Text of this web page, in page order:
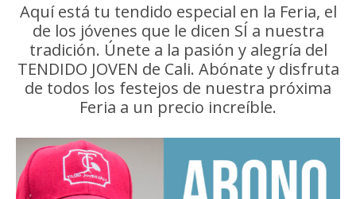
Aquí está tu tendido especial en la Feria, el
de los jóvenes que le dicen SÍ a nuestra
tradición. Únete a la pasión y alegría del
TENDIDO JOVEN de Cali. Abónate y disfruta
de todos los festejos de nuestra próxima
Feria a un precio increíble.